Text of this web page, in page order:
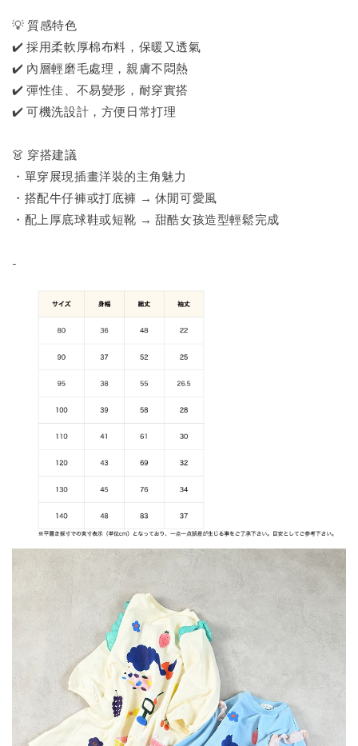
💡 質感特色
✔️ 採用柔軟厚棉布料，保暖又透氣
✔️ 內層輕磨毛處理，親膚不悶熱
✔️ 彈性佳、不易變形，耐穿實搭
✔️ 可機洗設計，方便日常打理
👗 穿搭建議
・單穿展現插畫洋裝的主角魅力
・搭配牛仔褲或打底褲 → 休閒可愛風
・配上厚底球鞋或短靴 → 甜酷女孩造型輕鬆完成
-